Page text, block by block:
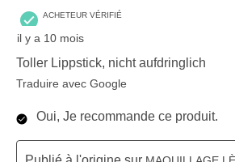
ACHETEUR VÉRIFIÉ
il y a 10 mois
Toller Lippstick, nicht aufdringlich
Traduire avec Google
Oui, Je recommande ce produit.